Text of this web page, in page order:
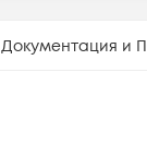
Документация и